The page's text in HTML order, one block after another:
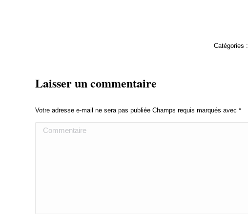
Catégories :
Laisser un commentaire
Votre adresse e-mail ne sera pas publiée Champs requis marqués avec *
Commentaire